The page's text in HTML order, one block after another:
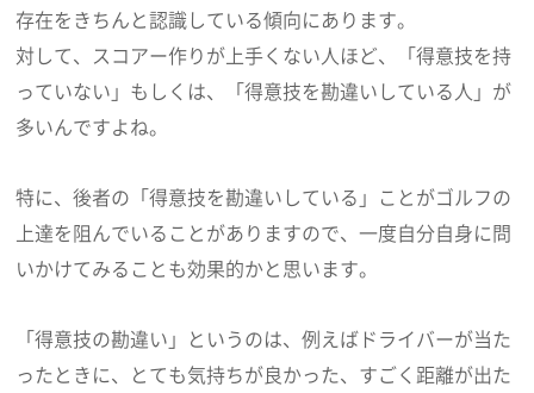
存在をきちんと認識している傾向にあります。
対して、スコアー作りが上手くない人ほど、「得意技を持
っていない」もしくは、「得意技を勘違いしている人」が
多いんですよね。
特に、後者の「得意技を勘違いしている」ことがゴルフの
上達を阻んでいることがありますので、一度自分自身に問
いかけてみることも効果的かと思います。
「得意技の勘違い」というのは、例えばドライバーが当た
ったときに、とても気持ちが良かった、すごく距離が出た